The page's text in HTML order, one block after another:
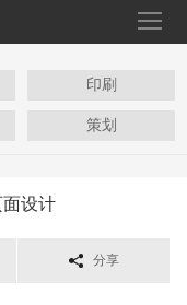
印刷
策划
设计
分享